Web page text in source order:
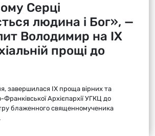
Серці
людина і Бог», —
Володимир на ІХ
прощі до
завершилася ІХ проща вірних та
Франківської Архієпархії УГКЦ до
блаженного священномученика